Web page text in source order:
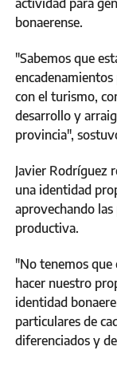
actividad para
bonaerense.
"Sabemos que
con el turismo,
desarrollo y
provincia",
Javier Rodríguez
una identidad
aprovechando
productiva.
"No tenemos que
hacer nuestro
identidad
particulares de
diferenciados y